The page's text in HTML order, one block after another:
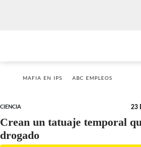
MAFIA EN IPS ABC EMPLEOS
CIENCIA 23
Crean un tatuaje temporal
drogado